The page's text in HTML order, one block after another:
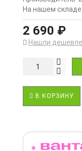
На нашем складе:
2 690 ₽
Нашли дешевле
В КОРЗИНУ